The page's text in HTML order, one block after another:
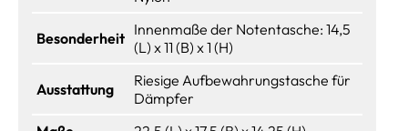
Besonderheit Innenmaße der Notentasche: 14,5
(L) x 11 (B) x 1 (H)
Ausstattung
Riesige Aufbewahrungstasche für
Dämpfer